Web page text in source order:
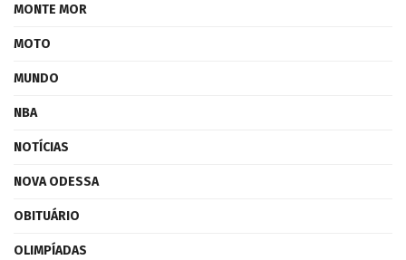
MONTE MOR
MOTO
MUNDO
NBA
NOTÍCIAS
NOVA ODESSA
OBITUÁRIO
OLIMPÍADAS